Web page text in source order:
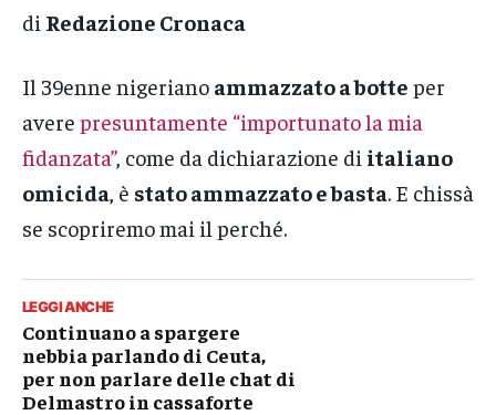
di Redazione Cronaca
Il 39enne nigeriano ammazzato a botte per
avere presuntamente “importunato la mia
fidanzata”, come da dichiarazione di italiano
omicida , è stato ammazzato e basta. E chissà
se scopriremo mai il perché.
LEGGI ANCHE
Continuano a spargere
nebbia parlando di Ceuta,
per non parlare delle chat di
Delmastro in cassaforte